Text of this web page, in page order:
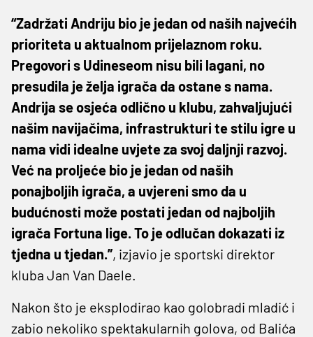
“Zadržati Andriju bio je jedan od naših najvećih
prioriteta u aktualnom prijelaznom roku.
Pregovori s Udineseom nisu bili lagani, no
presudila je želja igrača da ostane s nama.
Andrija se osjeća odlično u klubu, zahvaljujući
našim navijačima, infrastrukturi te stilu igre u
nama vidi idealne uvjete za svoj daljnji razvoj.
Već na proljeće bio je jedan od naših
ponajboljih igrača, a uvjereni smo da u
budućnosti može postati jedan od najboljih
igrača Fortuna lige. To je odlučan dokazati iz
tjedna u tjedan.”, izjavio je sportski direktor
kluba Jan Van Daele.
Nakon što je eksplodirao kao golobradi mladić i
zabio nekoliko spektakularnih golova, od Balića